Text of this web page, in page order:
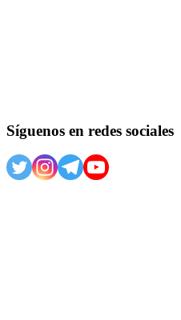
Síguenos en redes sociales